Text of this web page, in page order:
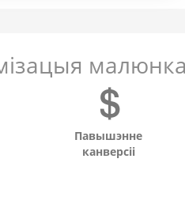
Павышэнне
канверсіі